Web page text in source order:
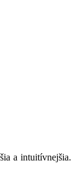
a intuitívnejšia.